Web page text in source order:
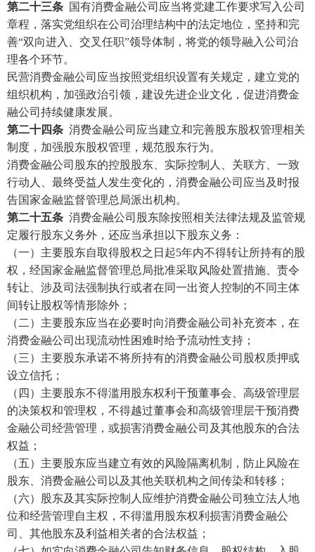
第二十三条 国有消费金融公司应当将党建工作要求写入公司
章程，落实党组织在公司治理结构中的法定地位，坚持和完
善“双向进入、交叉任职”领导体制，将党的领导融入公司治
理各个环节。
民营消费金融公司应当按照党组织设置有关规定，建立党的
组织机构，加强政治引领，建设先进企业文化，促进消费金
融公司持续健康发展。
第二十四条 消费金融公司应当建立和完善股东股权管理相关
制度，加强股东股权管理，规范股东行为。
消费金融公司股东的控股股东、实际控制人、关联方、一致
行动人、最终受益人发生变化的，消费金融公司应当及时报
告国家金融监督管理总局派出机构。
第二十五条 消费金融公司股东除按照相关法律法规及监管规
定履行股东义务外，还应当承担以下股东义务：
（一）主要股东自取得股权之日起5年内不得转让所持有的股
权，经国家金融监督管理总局批准采取风险处置措施、责令
转让、涉及司法强制执行或者在同一出资人控制的不同主体
间转让股权等情形除外；
（二）主要股东应当在必要时向消费金融公司补充资本，在
消费金融公司出现流动性困难时给予流动性支持；
（三）主要股东承诺不将所持有的消费金融公司股权质押或
设立信托；
（四）主要股东不得滥用股东权利干预董事会、高级管理层
的决策权和管理权，不得越过董事会和高级管理层干预消费
金融公司经营管理，或损害消费金融公司及其他股东的合法
权益；
（五）主要股东应当建立有效的风险隔离机制，防止风险在
股东、消费金融公司以及其他关联机构之间传染和转移；
（六）股东及其实际控制人应维护消费金融公司独立法人地
位和经营管理自主权，不得滥用股东权利损害消费金融公
司、其他股东及利益相关者的合法权益；